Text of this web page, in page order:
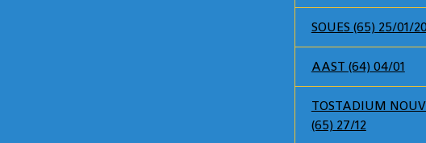
SOUES (65) 25/01/
AAST (64) 04/01
TOSTADIUM
(65) 27/12